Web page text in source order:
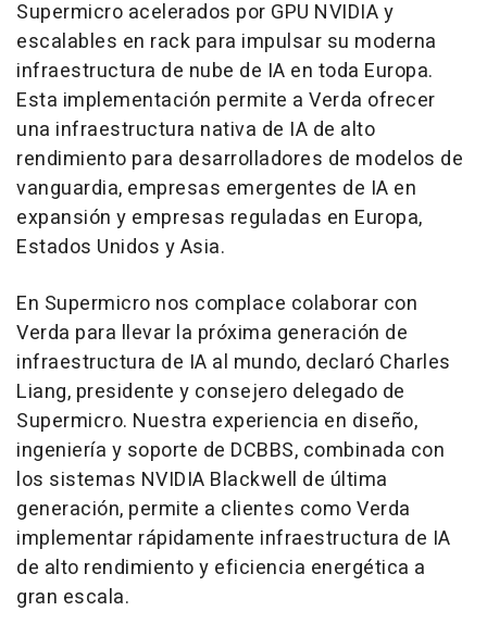
Supermicro acelerados por GPU NVIDIA y
escalables en rack para impulsar su moderna
infraestructura de nube de IA en toda Europa.
Esta implementación permite a Verda ofrecer
una infraestructura nativa de IA de alto
rendimiento para desarrolladores de modelos de
vanguardia, empresas emergentes de IA en
expansión y empresas reguladas en Europa,
Estados Unidos y Asia.
En Supermicro nos complace colaborar con
Verda para llevar la próxima generación de
infraestructura de IA al mundo, declaró Charles
Liang, presidente y consejero delegado de
Supermicro. Nuestra experiencia en diseño,
ingeniería y soporte de DCBBS, combinada con
los sistemas NVIDIA Blackwell de última
generación, permite a clientes como Verda
implementar rápidamente infraestructura de IA
de alto rendimiento y eficiencia energética a
gran escala.